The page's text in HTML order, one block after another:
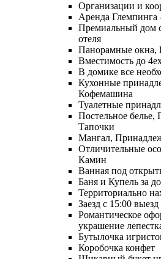
Организации и
Аренда
Премиальный дом
отеля
Панорамные окна,
Вместимость до
В домике все
Кухонные
Кофемашина
Туалетные
Постельное
Тапочки
Мангал,
Отличительные
Камин
Ванная под
Баня и Купель за
Территориально
Заезд с 15:00
Романтическое
украшение
Бутылочка
Коробочка конфет